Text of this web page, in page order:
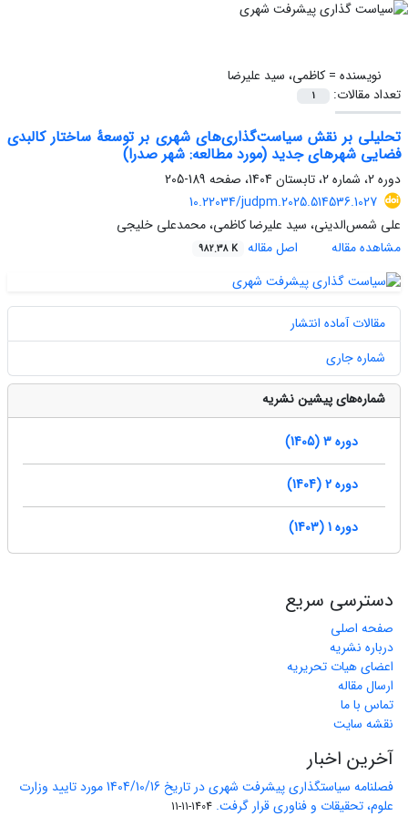
نویسنده =کاظمی، سید علیرضا
تعداد مقالات:
1
تحلیلی بر نقش سیاست‌گذاری‌های شهری بر توسعۀ ساختار کالبدی
فضایی شهرهای جدید (مورد مطالعه: شهر صدرا)
دوره 2، شماره 2، تابستان 1404، صفحه
189-205
10.22034/judpm.2025.514536.1027
علی شمس‌‌الدینی، سید علیرضا کاظمی، محمدعلی خلیجی
مشاهده مقاله
اصل مقاله 982.38 K
مقالات آماده انتشار
شماره جاری
شماره‌های پیشین نشریه
دوره 3 (1405)
دوره 2 (1404)
دوره 1 (1403)
دسترسی سریع
صفحه اصلی
درباره نشریه
اعضای هیات تحریریه
ارسال مقاله
تماس با ما
نقشه سایت
آخرین اخبار
فصلنامه سیاستگذاری پیشرفت شهری در تاریخ 1404/10/16 مورد تایید وزارت
علوم، تحقیقات و فناوری قرار گرفت. 1404-11-11